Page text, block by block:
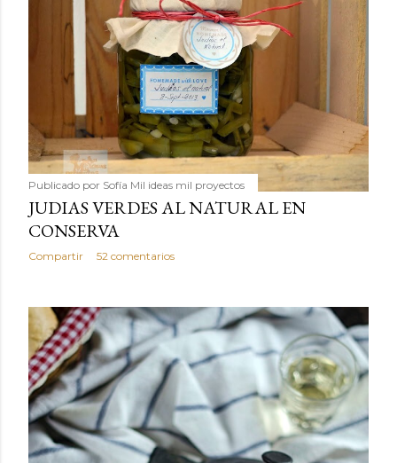
Publicado por Sofía Mil ideas mil proyectos
JUDIAS VERDES AL NATURAL EN
CONSERVA
Compartir 52 comentarios